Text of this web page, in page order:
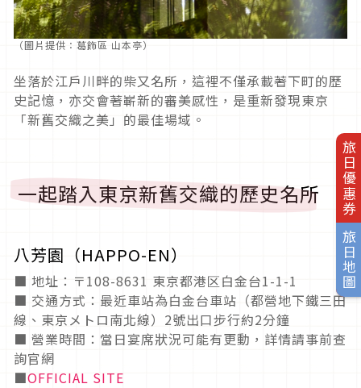
旅日優惠券
旅日地圖
（圖片提供：葛飾區 山本亭）
坐落於江戶川畔的柴又名所，這裡不僅承載著下町的歷
史記憶，亦交會著嶄新的審美感性，是重新發現東京
「新舊交織之美」的最佳場域。
一起踏入東京新舊交織的歷史名所
八芳園（HAPPO-EN）
■ 地址：〒108-8631 東京都港区白金台1-1-1
■ 交通方式：最近車站為白金台車站（都營地下鐵三田
線、東京メトロ南北線）2號出口步行約2分鐘
■ 營業時間：當日宴席狀況可能有更動，詳情請事前查
詢官網
■OFFICIAL SITE